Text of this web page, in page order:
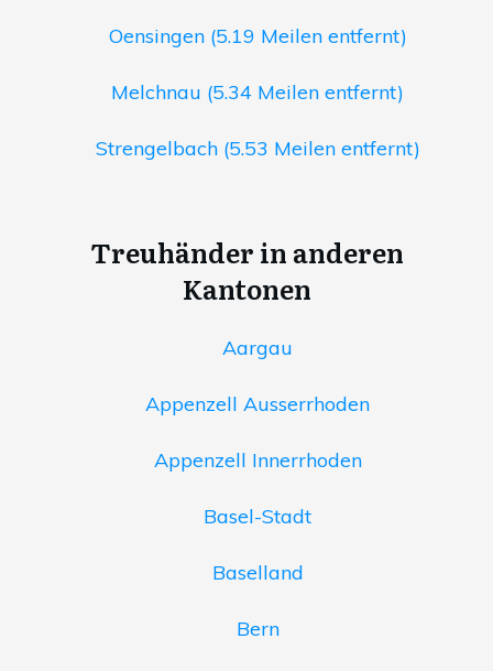
Oensingen (5.19 Meilen entfernt)
Melchnau (5.34 Meilen entfernt)
Strengelbach (5.53 Meilen entfernt)
Treuhänder in anderen
Kantonen
Aargau
Appenzell Ausserrhoden
Appenzell Innerrhoden
Basel-Stadt
Baselland
Bern